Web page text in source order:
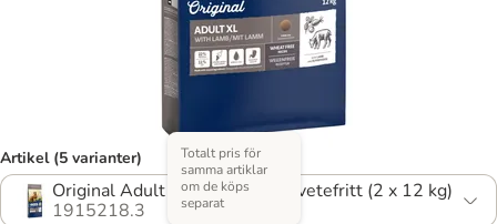
Artikel (5 varianter)
Original Adult XL med lamm - vetefritt (2 x 12 kg)
1915218.3
Totalt pris för
samma artiklar
om de köps
separat